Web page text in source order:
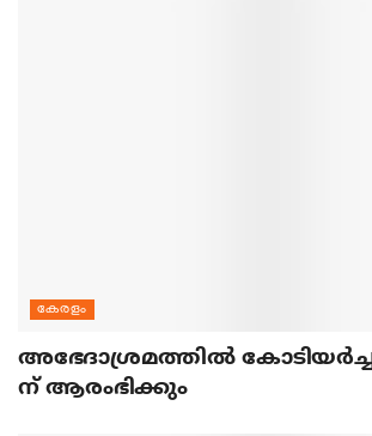
കേരളം
അഭേദാശ്രമത്തില്‍
ന് ആരംഭിക്കും